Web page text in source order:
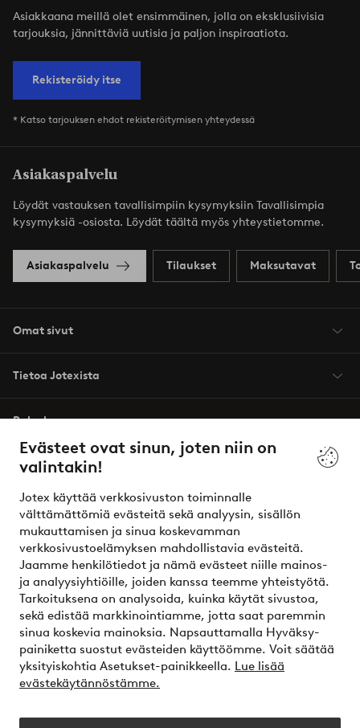
Evästeet ovat sinun, joten niin on
valintakin!
Jotex käyttää verkkosivuston toiminnalle
välttämättömiä evästeitä sekä analyysin, sisällön
mukauttamisen ja sinua koskevamman
verkkosivustoelämyksen mahdollistavia evästeitä.
Jaamme henkilötiedot ja nämä evästeet niille mainos-
ja analyysiyhtiöille, joiden kanssa teemme yhteistyötä.
Tarkoituksena on analysoida, kuinka käytät sivustoa,
sekä edistää markkinointiamme, jotta saat paremmin
sinua koskevia mainoksia. Napsauttamalla Hyväksy-
painiketta suostut evästeiden käyttöömme. Voit säätää
yksityiskohtia Asetukset-painikkeella. Lue lisää
evästekäytännöstämme.
Asiakkaana meillä olet ensimmäinen, jolla on eksklusiivisia
tarjouksia, jännittäviä uutisia ja paljon inspiraatiota.
Rekisteröidy itse
* Katso tarjouksen ehdot rekisteröitymisen yhteydessä
Asiakaspalvelu
Löydät vastauksen tavallisimpiin kysymyksiin Tavallisimpia
kysymyksiä -osiosta. Löydät täältä myös yhteystietomme.
Asiakaspalvelu Tilaukset Maksutavat
Omat sivut
Tietoa Jotexista
Palvelumme
Ehdot
Ystävät
Turvalliset maksut – maksa nyt tai erissä
Haluatko tietää lisää maksuvaihtoehdoistamme?
elpy